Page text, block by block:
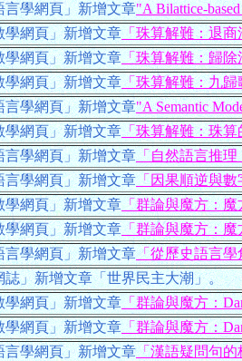
言學網頁」新增文章"A Bilattice-
學網頁」新增文章「珠算解難：退商
學網頁」新增文章「珠算解難：歸除
學網頁」新增文章「珠算解難：九歸
言學網頁」新增文章"A Semantic
學網頁」新增文章「珠算解難：珠
言學網頁」新增文章「自然語言推理
言學網頁」新增文章「因果順逆與數
學網頁」新增文章「群論與魔方：魔
學網頁」新增文章「群論與魔方：魔
言學網頁」新增文章「從歷史語言
誌」新增文章「世界民主大潮」。
學網頁」新增文章「群論與魔方：
學網頁」新增文章「群論與魔方：
言學網頁」新增文章「漢語疑問句的